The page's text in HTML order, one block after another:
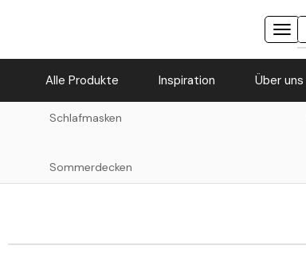
Alle Produkte Inspiration Über uns
Schlafmasken
Sommerdecken